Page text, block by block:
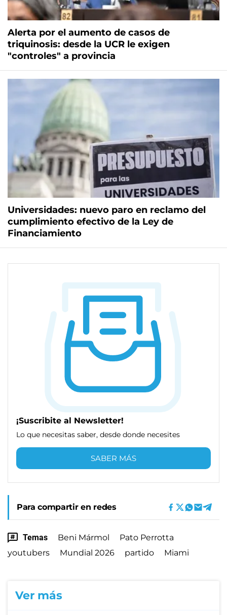
Alerta por el aumento de casos de
triquinosis: desde la UCR le exigen
"controles" a provincia
Universidades: nuevo paro en reclamo del
cumplimiento efectivo de la Ley de
Financiamiento
¡Suscribite al Newsletter!
Lo que necesitas saber, desde donde necesites
SABER MÁS
Para compartir en redes
Temas Beni Mármol
Pato Perrotta
youtubers
Mundial 2026 partido Miami
Ver más